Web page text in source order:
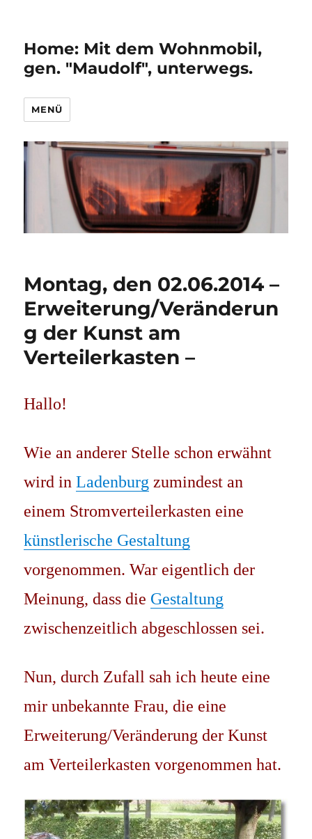
Home: Mit dem Wohnmobil,
gen. "Maudolf", unterwegs.
MENÜ
Montag, den 02.06.2014 –
Erweiterung/Veränderun
g der Kunst am
Verteilerkasten –
Hallo!
Wie an anderer Stelle schon erwähnt
wird inLadenburg zumindest an
einem Stromverteilerkasten eine
künstlerische Gestaltung
vorgenommen. War eigentlich der
Meinung, dass die Gestaltung
zwischenzeitlich abgeschlossen sei.
Nun, durch Zufall sah ich heute eine
mir unbekannte Frau, die eine
Erweiterung/Veränderung der Kunst
am Verteilerkasten vorgenommen hat.